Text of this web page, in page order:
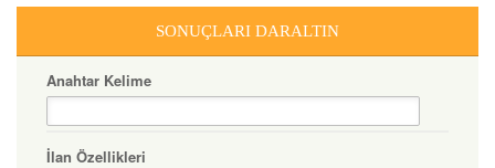
SONUÇLARI DARALTIN
Anahtar Kelime
İlan Özellikleri